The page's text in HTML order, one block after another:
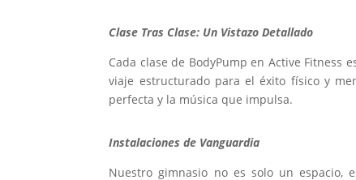
Clase Tras Clase: Un Vistazo Detallado
Cada clase de BodyPump en Active
viaje estructurado para el éxito físico y
perfecta y la música que impulsa.
Instalaciones de Vanguardia
Nuestro gimnasio no es solo un